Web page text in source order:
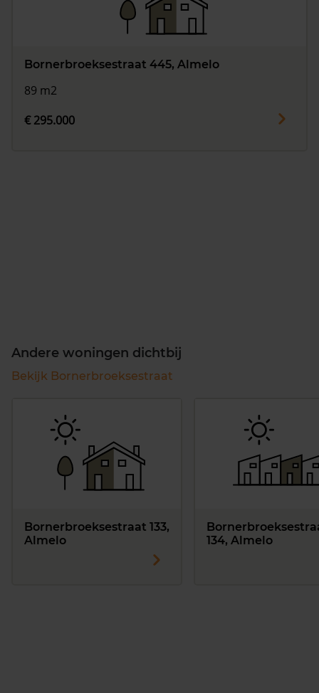
Bornerbroeksestraat 445, Almelo
89 m2
€ 295.000
Andere woningen dichtbij
Bekijk Bornerbroeksestraat
Bornerbroeksestraat 133,
Almelo
134, Almelo